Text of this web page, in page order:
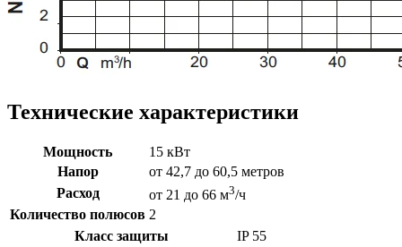
Технические характеристики
Мощность
15 кВт
Напор
от 42,7 до 60,5 метров
Расход
от 21 до 66 м3/ч
Количество полюсов 2
Класс защиты
IP 55